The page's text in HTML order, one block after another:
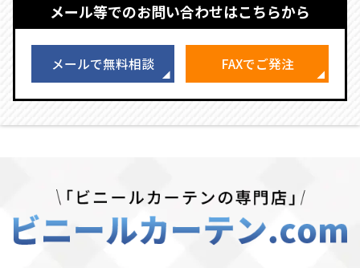
メール等でのお問い合わせはこちらから
メールで無料相談 FAXでご発注